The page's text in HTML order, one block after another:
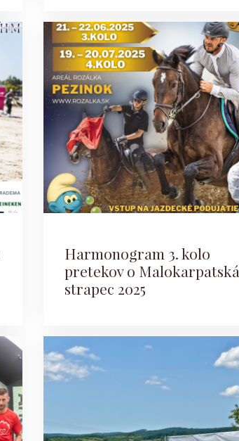
Harmonogram 3. kolo
pretekov o Malokarpatská
strapec 2025